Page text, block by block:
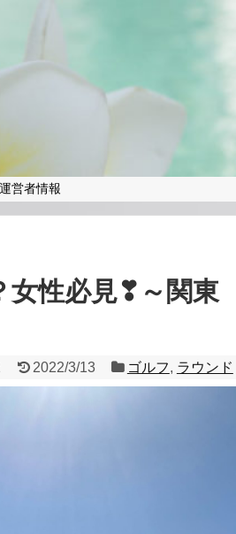
運営者情報
女性必見❣～関東
2022/3/13 ゴルフ, ラウンド